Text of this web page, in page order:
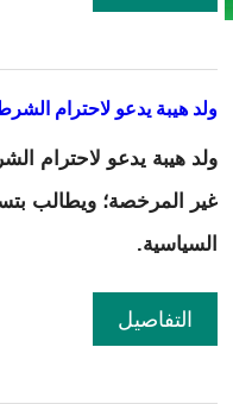
ولد هيبة يدعو لاحترام
ولد هيبة يدعو لاحترام
غير المرخصة؛ ويطالب
السياسية.
التفاصيل